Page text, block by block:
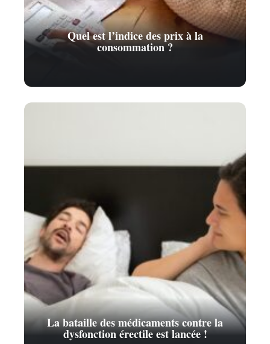
Quel est l’indice des prix à la
consommation ?
La bataille des médicaments contre la
dysfonction érectile est lancée !